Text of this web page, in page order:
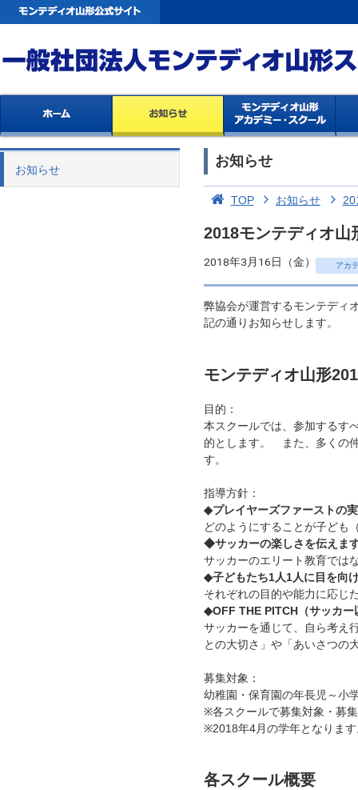
お知らせ
お知らせ
TOP お知らせ
2018モンテディオ山
2018年3月16日（金） アカ
弊協会が運営するモンテディ
記の通りお知らせします。
モンテディオ山形
目的：
本スクールでは、参加するす
的とします。 また、多くの
す。
指導方針：
◆プレイヤーズファーストの
どのようにすることが子ども
◆サッカーの楽しさを伝えま
サッカーのエリート教育では
◆子どもたち1人1人に目を向
それぞれの目的や能力に応じ
◆OFF THE PITCH（サッカー
サッカーを通じて、自ら考え
との大切さ」や「あいさつの
募集対象：
幼稚園・保育園の年長児～小
※各スクールで募集対象・募
※2018年4月の学年となりま
各スクール概要